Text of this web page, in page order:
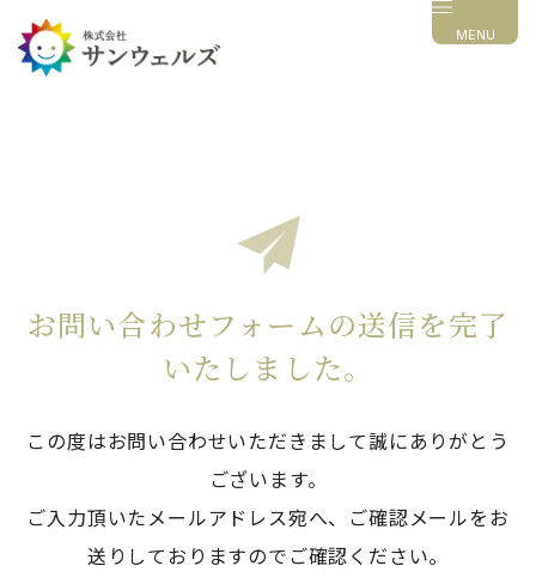
MENU
お問い合わせフォームの送信を完了
いたしました。
この度はお問い合わせいただきまして誠にありがとう
ございます。
ご入力頂いたメールアドレス宛へ、ご確認メールをお
送りしておりますのでご確認ください。